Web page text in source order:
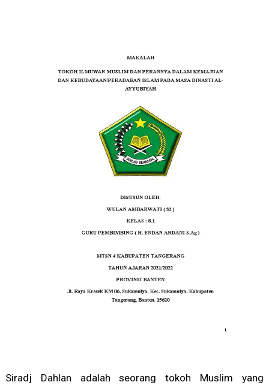
Siradj Dahlan adalah seorang tokoh Muslim yang